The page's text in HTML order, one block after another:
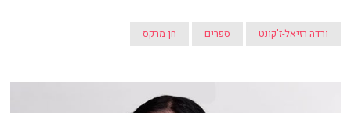
ורדה רזיאל-ז'קונט ספרים חן מרקס